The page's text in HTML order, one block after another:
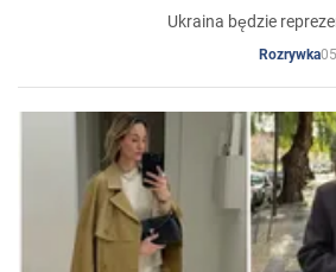
Ukraina będzie
Rozrywka